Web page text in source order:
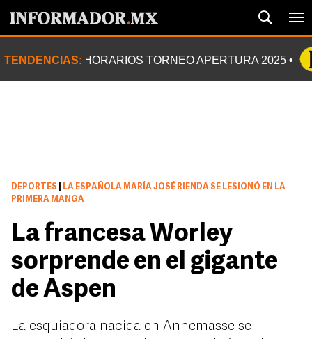
TENDENCIAS: HORARIOS TORNEO APERTURA 2025
DEPORTES
LA ESPAÑOLA MARÍA JOSÉ RIENDA SE LESIONÓ EN LA
PRIMERA MANGA
La francesa Worley
sorprende en el gigante
de Aspen
La esquiadora nacida en Annemasse se